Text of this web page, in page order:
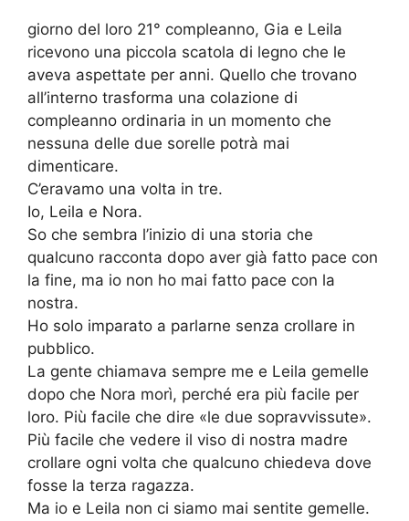
giorno del loro 21° compleanno, Gia e Leila
ricevono una piccola scatola di legno che le
aveva aspettate per anni. Quello che trovano
all’interno trasforma una colazione di
compleanno ordinaria in un momento che
nessuna delle due sorelle potrà mai
dimenticare.
C’eravamo una volta in tre.
Io, Leila e Nora.
So che sembra l’inizio di una storia che
qualcuno racconta dopo aver già fatto pace con
la fine, ma io non ho mai fatto pace con la
nostra.
Ho solo imparato a parlarne senza crollare in
pubblico.
La gente chiamava sempre me e Leila gemelle
dopo che Nora morì, perché era più facile per
loro. Più facile che dire «le due sopravvissute».
Più facile che vedere il viso di nostra madre
crollare ogni volta che qualcuno chiedeva dove
fosse la terza ragazza.
Ma io e Leila non ci siamo mai sentite gemelle.